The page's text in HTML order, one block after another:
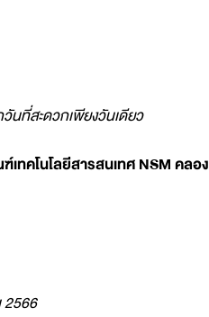
นที่สะดวกเพียงวันเดียว
ทคโนโลยีสารสนเทศ NSM คลอ